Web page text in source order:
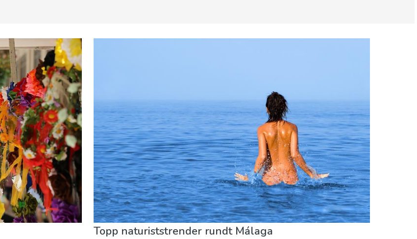
arrangementer Mat & Restauranter
Topp naturiststrender rundt Málaga